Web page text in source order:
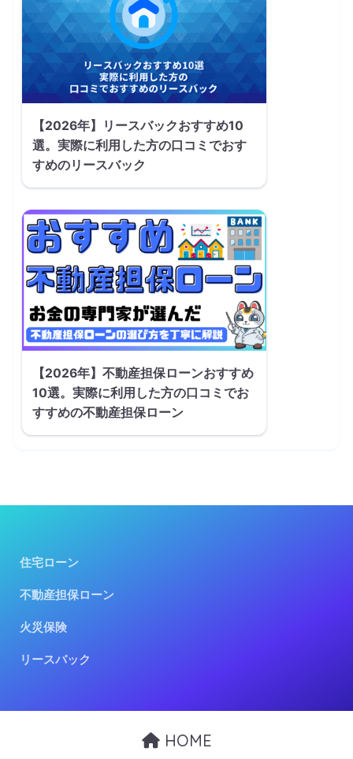
【2026年】リースバックおすすめ10
選。実際に利用した方の口コミでおす
すめのリースバック
【2026年】不動産担保ローンおすすめ
10選。実際に利用した方の口コミでお
すすめの不動産担保ローン
住宅ローン
不動産担保ローン
火災保険
リースバック
HOME